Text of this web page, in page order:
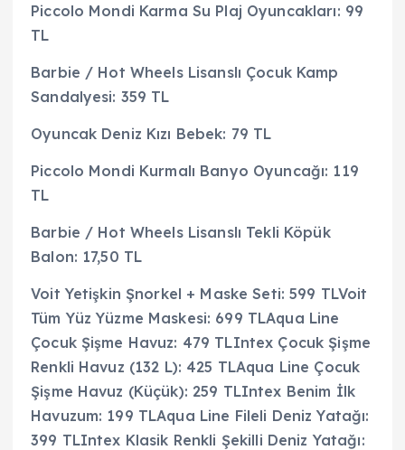
Piccolo Mondi Karma Su Plaj Oyuncakları: 99
TL
Barbie / Hot Wheels Lisanslı Çocuk Kamp
Sandalyesi: 359 TL
Oyuncak Deniz Kızı Bebek: 79 TL
Piccolo Mondi Kurmalı Banyo Oyuncağı: 119
TL
Barbie / Hot Wheels Lisanslı Tekli Köpük
Balon: 17,50 TL
Voit Yetişkin Şnorkel + Maske Seti: 599 TLVoit
Tüm Yüz Yüzme Maskesi: 699 TLAqua Line
Çocuk Şişme Havuz: 479 TLIntex Çocuk Şişme
Renkli Havuz (132 L): 425 TLAqua Line Çocuk
Şişme Havuz (Küçük): 259 TLIntex Benim İlk
Havuzum: 199 TLAqua Line Fileli Deniz Yatağı:
399 TLIntex Klasik Renkli Şekilli Deniz Yatağı: